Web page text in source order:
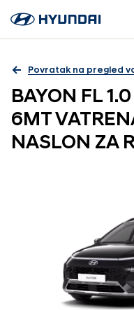
Povratak na pregled
BAYON FL
6MT
NASLON ZA